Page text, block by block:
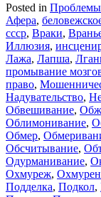
Posted in
Афера,
ссср, Враки,
Иллюзия,
Лажа, Лапша,
промывание
право,
Надувательство,
Обвешивание,
Облимонивание,
Обмер,
Обсчитывание,
Одурманивание,
Охмуреж,
Подделка, Подкол,